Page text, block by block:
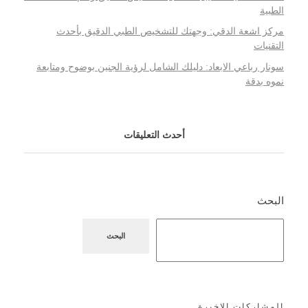
الطبية
مركز اشعة الدقي: وجهتك للتشخيص الطبي الدقيق بأحدث
التقنيات
سونار رباعي الابعاد: دليلك الشامل لرؤية الجنين بوضوح ومتابعة
نموه بدقة
أحدث التعليقات
البحث
البحث